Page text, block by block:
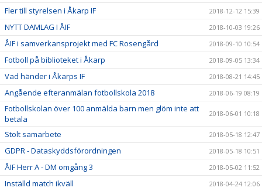
Fler till styrelsen i Åkarp IF 2018-12-12 15:39
NYTT DAMLAG I ÅIF 2018-10-03 19:26
ÅIF i samverkansprojekt med FC Rosengård 2018-09-10 10:54
Fotboll på biblioteket i Åkarp 2018-09-05 13:34
Vad händer i Åkarps IF 2018-08-21 14:45
Angående efteranmälan fotbollskola 2018 2018-06-19 08:19
Fotbollskolan över 100 anmälda barn men glöm inte att
betala
2018-06-01 10:18
Stolt samarbete 2018-05-18 12:47
GDPR - Dataskyddsförordningen 2018-05-18 10:51
ÅIF Herr A - DM omgång 3 2018-05-02 11:52
Inställd match ikväll 2018-04-24 12:06